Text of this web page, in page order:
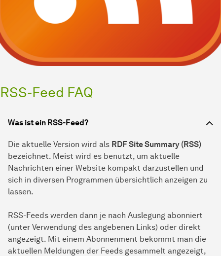
RSS-Feed FAQ
Was ist ein RSS-Feed?
Die aktuelle Version wird als RDF Site Summary (RSS)
bezeichnet. Meist wird es benutzt, um aktuelle
Nachrichten einer Website kompakt darzustellen und
sich in diversen Programmen übersichtlich anzeigen zu
lassen.
RSS-Feeds werden dann je nach Auslegung abonniert
(unter Verwendung des angebenen Links) oder direkt
angezeigt. Mit einem Abonnenment bekommt man die
aktuellen Meldungen der Feeds gesammelt angezeigt,